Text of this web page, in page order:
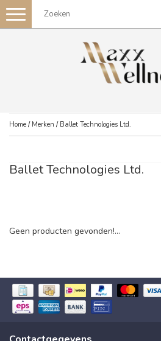
Toggle
navigation
Home / Merken / Ballet Technologies Ltd.
Ballet Technologies Ltd.
Geen producten gevonden!...